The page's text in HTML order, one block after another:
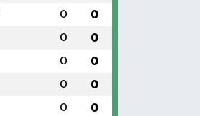
0 0
0 0
0 0
0 0
0 0